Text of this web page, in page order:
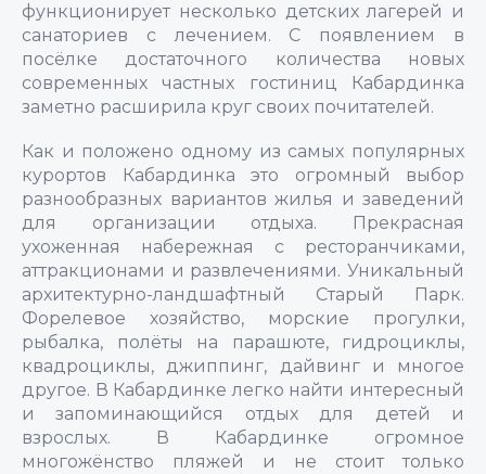
функционирует несколько детских лагерей и
санаториев с лечением. С появлением в
посёлке достаточного количества новых
современных частных гостиниц Кабардинка
заметно расширила круг своих почитателей.
Как и положено одному из самых популярных
курортов Кабардинка это огромный выбор
разнообразных вариантов жилья и заведений
для организации отдыха. Прекрасная
ухоженная набережная с ресторанчиками,
аттракционами и развлечениями. Уникальный
архитектурно-ландшафтный Старый Парк.
Форелевое хозяйство, морские прогулки,
рыбалка, полёты на парашюте, гидроциклы,
квадроциклы, джиппинг, дайвинг и многое
другое. В Кабардинке легко найти интересный
и запоминающийся отдых для детей и
взрослых. В Кабардинке огромное
многожёнство пляжей и не стоит только